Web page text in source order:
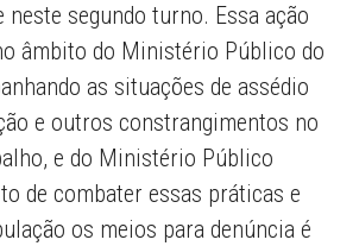
neste segundo turno. Essa ação
âmbito do Ministério Público do
as situações de assédio
e outros constrangimentos no
e do Ministério Público
de combater essas práticas e
os meios para denúncia é